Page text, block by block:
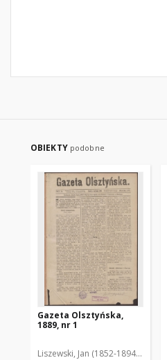
OBIEKTY podobne
Gazeta Olsztyńska,
1889, nr 1
Liszewski, Jan (1852-1894). Red.